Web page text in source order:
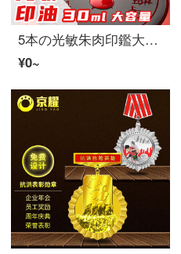
5本の光敏朱肉印鑑大容量の光敏公印印印印台朱肉の速乾朱肉の速乾印インキの領収書の捺印専用原子朱肉の章捺印インキの印肉【大容量】原子朱肉/50 ml/5本
¥0~